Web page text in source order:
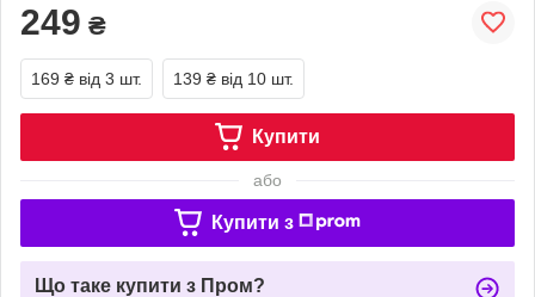
249 ₴
169 ₴ від 3 шт. 139 ₴ від 10 шт.
Купити
або
Купити з
Що таке купити з Пром?